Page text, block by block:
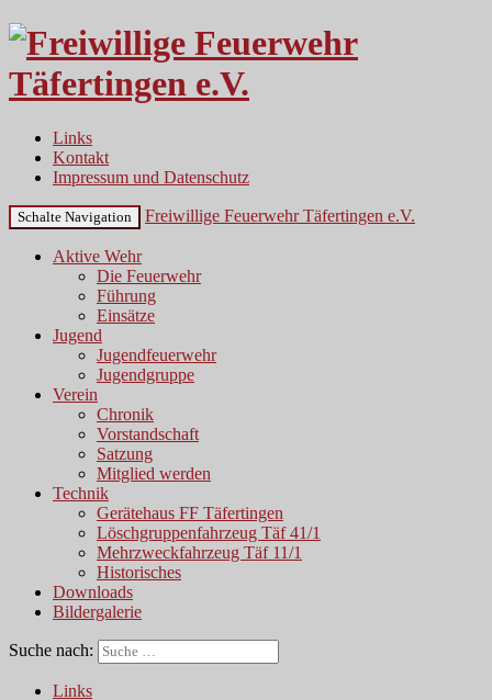
Links
Kontakt
Impressum und Datenschutz
Schalte Navigation Freiwillige Feuerwehr Täfertingen e.V.
Aktive Wehr
Die Feuerwehr
Führung
Einsätze
Jugend
Jugendfeuerwehr
Jugendgruppe
Verein
Chronik
Vorstandschaft
Satzung
Mitglied werden
Technik
Gerätehaus FF Täfertingen
Löschgruppenfahrzeug Täf 41/1
Mehrzweckfahrzeug Täf 11/1
Historisches
Downloads
Bildergalerie
Suche nach:
Links